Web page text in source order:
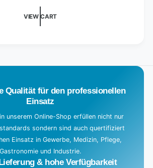
VIEW CART
Qualität für den professionellen
Einsatz
unserem Online-Shop erfüllen nicht nur
sondern sind auch quertifiziert
Einsatz in Gewerbe, Medizin, Pflege,
Gastronomie und Industrie.
& hohe Verfügbarkeit